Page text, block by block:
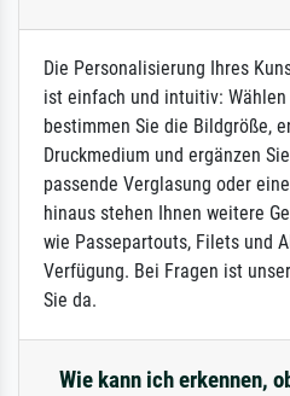
Die Personalisierung Ihres
ist einfach und intuitiv:
bestimmen Sie die Bildgröße,
Druckmedium und ergänzen
passende Verglasung oder
hinaus stehen Ihnen weitere
wie Passepartouts, Filets und
Verfügung. Bei Fragen ist
Sie da.
Wie kann ich erkennen,